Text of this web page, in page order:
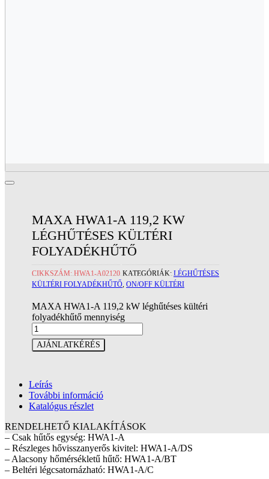
MAXA HWA1-A 119,2 KW
LÉGHŰTÉSES KÜLTÉRI
FOLYADÉKHŰTŐ
CIKKSZÁM:HWA1-A02120 KATEGÓRIÁK:LÉGHŰTÉSES
KÜLTÉRI FOLYADÉKHŰTŐ, ON/OFF KÜLTÉRI
MAXA HWA1-A 119,2 kW léghűtéses kültéri
folyadékhűtő mennyiség
AJÁNLATKÉRÉS
Leírás
További információ
Katalógus részlet
RENDELHETŐ KIALAKÍTÁSOK
– Csak hűtős egység: HWA1-A
– Részleges hővisszanyerős kivitel: HWA1-A/DS
– Alacsony hőmérsékletű hűtő: HWA1-A/BT
– Beltéri légcsatornázható: HWA1-A/C